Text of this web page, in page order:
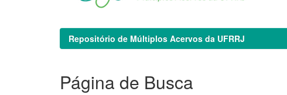
Repositório de Múltiplos Acervos da UFRRJ
Página de Busca